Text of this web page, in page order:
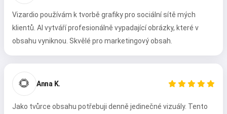
Vizardio používám k tvorbě grafiky pro sociální sítě mých
klientů. AI vytváří profesionálně vypadající obrázky, které v
obsahu vyniknou. Skvělé pro marketingový obsah.
🌻 Anna K.
Jako tvůrce obsahu potřebuji denně jedinečné vizuály. Tento